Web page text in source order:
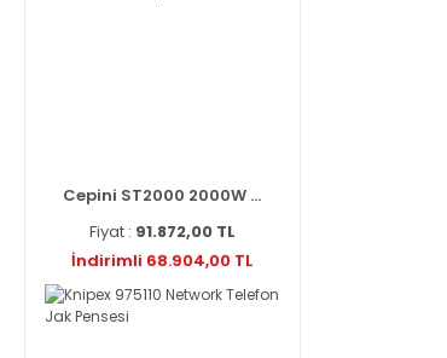
Cepini ST2000 2000W ...
Fiyat : 91.872,00 TL
İndirimli 68.904,00 TL